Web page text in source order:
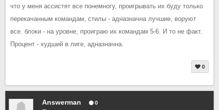
что у меня ассистят все понемногу, проигрывать их буду только
перекачанным командам, стилы - адназначна лучшие, воруют
все. блоки - на уровне, проиграю их командам 5-6. И то не факт.
Процент - худший в лиге, адназначна.
0
Answerman 0